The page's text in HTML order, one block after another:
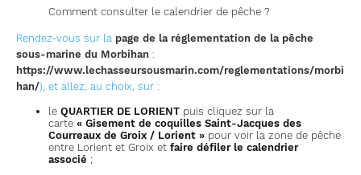
Comment consulter le calendrier de pêche ?
Rendez-vous sur la page de la réglementation de la pêche
sous-marine du Morbihan :
https://www.lechasseursousmarin.com/reglementations/morbi
han/), et allez, au choix, sur :
le QUARTIER DE LORIENT puis cliquez sur la
carte « Gisement de coquilles Saint-Jacques des
Courreaux de Groix / Lorient » pour voir la zone de pêche
entre Lorient et Groix et faire défiler le calendrier
associé ;